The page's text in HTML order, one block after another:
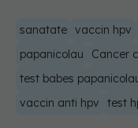
sanatate vaccin hpv
papanicolau
Cancer
test babes
vaccin anti hpv
test